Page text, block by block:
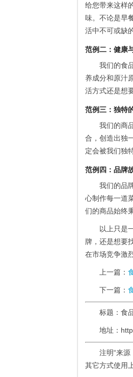
给您带来这样
味。不论是早
活中不可或缺
范例二：健康
我们的食
养成分和原汁
活方式还是想
范例三：独特
我们的商
合，创造出独
定会被我们独
范例四：品牌
我们的品
心制作每一道
们的商品始终
以上只是
牌，还是想要
在市场竞争激
上一篇：
下一篇：
标题：食
地址：
注明“来
其它方式使用